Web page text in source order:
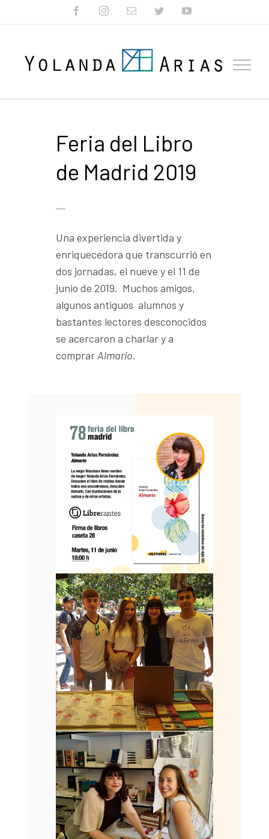
to
facebookinstagramCorreotwitter youtube
Feria del Libro
de Madrid 2019
Una experiencia divertida y
enriquecedora que transcurrió en
dos jornadas, el nueve y el 11 de
junio de 2019. Muchos amigos,
algunos antiguos alumnos y
bastantes lectores desconocidos
se acercaron a charlar y a
comprar Almario.